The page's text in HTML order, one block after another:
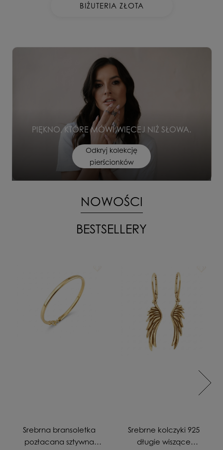
BIŻUTERIA ZŁOTA
PIĘKNO, KTÓRE MÓWI WIĘCEJ NIŻ SŁOWA.
Odkryj kolekcję
pierścionków
NOWOŚCI
BESTSELLERY
Srebrna bransoletka
pozłacana sztywna
Srebrne kolczyki 925
długie wiszące